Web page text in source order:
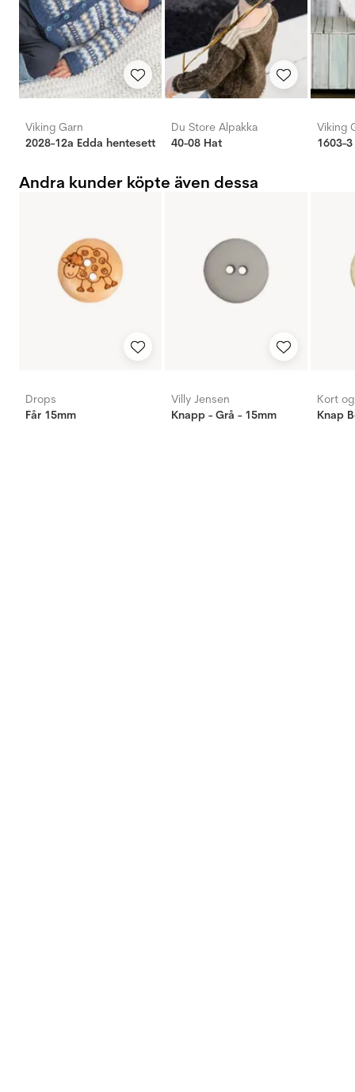
Viking Garn
2028-12a Edda hentesett
Du Store Alpakka
40-08 Hat
Viking
1603-
Andra kunder köpte även dessa
Drops
Får 15mm
Villy Jensen
Knapp - Grå - 15mm
Kort